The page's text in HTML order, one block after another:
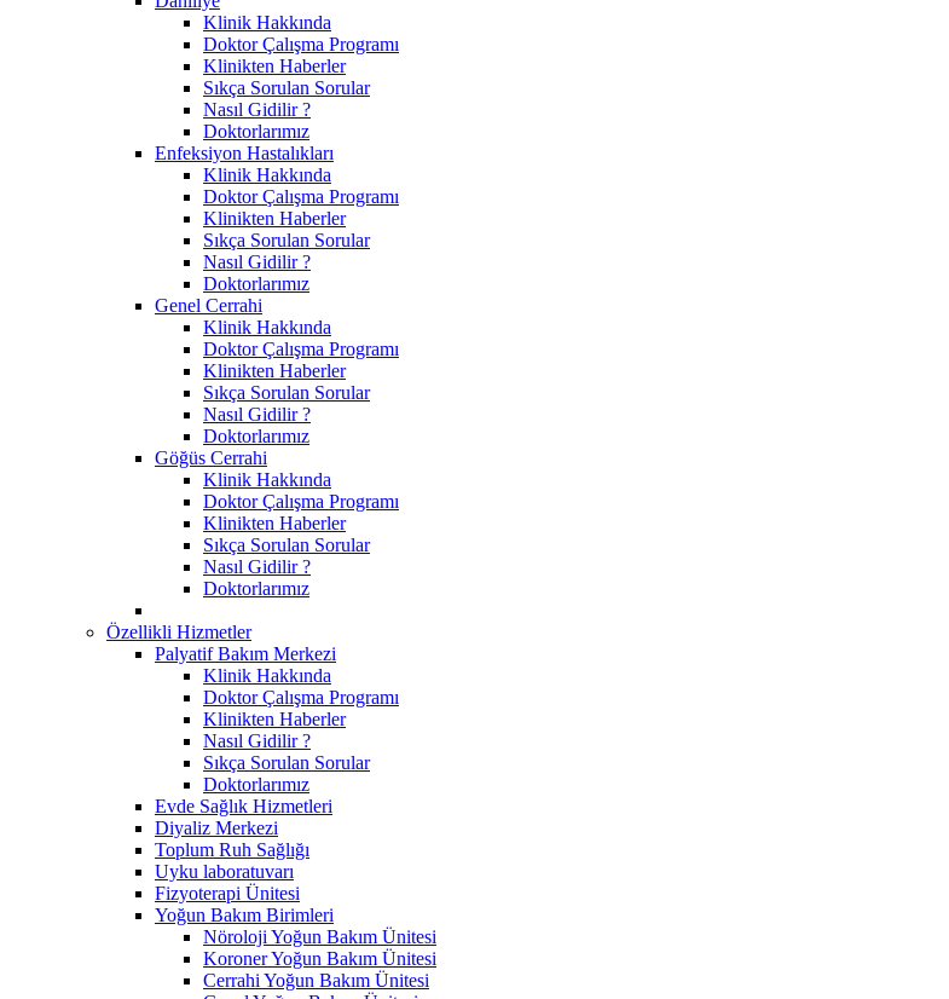
Klinik Hakkında
Doktor Çalışma Programı
Klinikten Haberler
Sıkça Sorulan Sorular
Nasıl Gidilir ?
Doktorlarımız
Enfeksiyon Hastalıkları
Klinik Hakkında
Doktor Çalışma Programı
Klinikten Haberler
Sıkça Sorulan Sorular
Nasıl Gidilir ?
Doktorlarımız
Genel Cerrahi
Klinik Hakkında
Doktor Çalışma Programı
Klinikten Haberler
Sıkça Sorulan Sorular
Nasıl Gidilir ?
Doktorlarımız
Göğüs Cerrahi
Klinik Hakkında
Doktor Çalışma Programı
Klinikten Haberler
Sıkça Sorulan Sorular
Nasıl Gidilir ?
Doktorlarımız
Özellikli Hizmetler
Palyatif Bakım Merkezi
Klinik Hakkında
Doktor Çalışma Programı
Klinikten Haberler
Nasıl Gidilir ?
Sıkça Sorulan Sorular
Doktorlarımız
Evde Sağlık Hizmetleri
Diyaliz Merkezi
Toplum Ruh Sağlığı
Uyku laboratuvarı
Fizyoterapi Ünitesi
Yoğun Bakım Birimleri
Nöroloji Yoğun Bakım Ünitesi
Koroner Yoğun Bakım Ünitesi
Cerrahi Yoğun Bakım Ünitesi